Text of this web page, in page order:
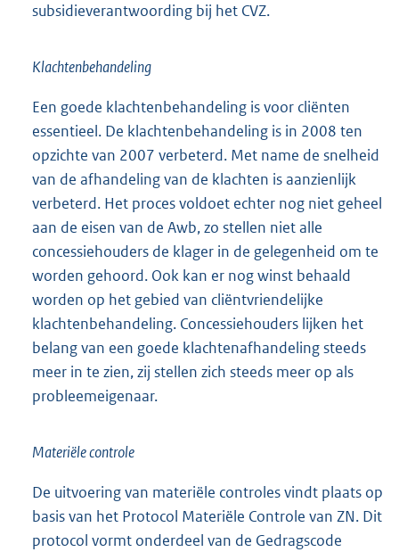
subsidieverantwoording bij het CVZ.
Klachtenbehandeling
Een goede klachtenbehandeling is voor cliënten
essentieel. De klachtenbehandeling is in 2008 ten
opzichte van 2007 verbeterd. Met name de snelheid
van de afhandeling van de klachten is aanzienlijk
verbeterd. Het proces voldoet echter nog niet geheel
aan de eisen van de Awb, zo stellen niet alle
concessiehouders de klager in de gelegenheid om te
worden gehoord. Ook kan er nog winst behaald
worden op het gebied van cliëntvriendelijke
klachtenbehandeling. Concessiehouders lijken het
belang van een goede klachtenafhandeling steeds
meer in te zien, zij stellen zich steeds meer op als
probleemeigenaar.
Materiële controle
De uitvoering van materiële controles vindt plaats op
basis van het Protocol Materiële Controle van ZN. Dit
protocol vormt onderdeel van de Gedragscode